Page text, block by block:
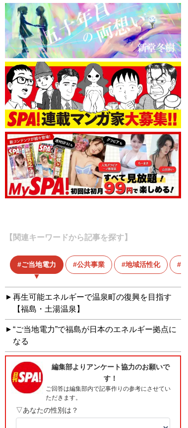
【関連キーワードから記事を探す】
ご当地電力 公共事業 地域活性化
再生可能エネルギーで温泉町の復興を目指す
【福島・土湯温泉】
“ご当地電力”で福島が日本のエネルギー拠点に
なる